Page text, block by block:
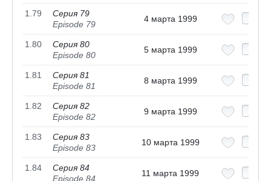
1.79
Серия 79
Episode 79
4 марта 1999
1.80
Серия 80
Episode 80
5 марта 1999
1.81
Серия 81
Episode 81
8 марта 1999
1.82
Серия 82
Episode 82
9 марта 1999
1.83
Серия 83
Episode 83
10 марта 1999
1.84
Серия 84
Episode 84
11 марта 1999